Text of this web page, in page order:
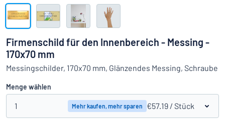
Das Gesuchte nicht gefunden?
Alle Kategorien anzeigen
Einloggen
Firmenschild für den Innenbereich - Messing -
170x70 mm
Messingschilder, 170x70 mm, Glänzendes Messing, Schraube
Menge wählen
1 Mehr kaufen, mehr sparen €57.19 / Stück